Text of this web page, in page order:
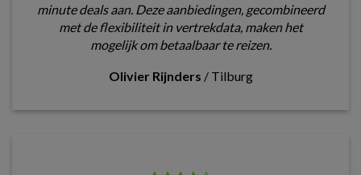
minute deals aan. Deze aanbiedingen, gecombineerd
met de flexibiliteit in vertrekdata, maken het
mogelijk om betaalbaar te reizen.
Olivier Rijnders / Tilburg